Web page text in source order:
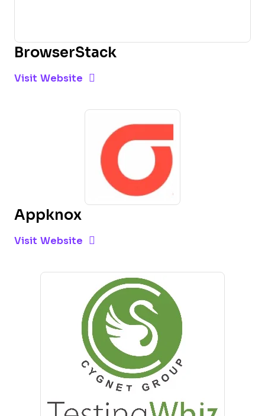
BrowserStack
Visit Website Opens New Window
Appknox
Visit Website Opens New Window